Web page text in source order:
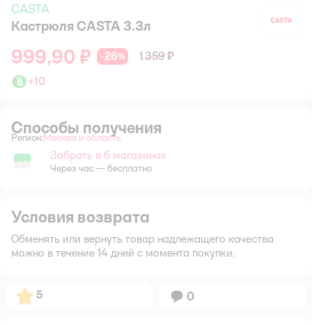
CASTA
Кастрюля CASTA 3.3л
999,90 ₽ −26%
1 359 ₽
+10
Способы получения
Регион: Выбор адреса доставки.
Москва и область
Забрать в магазине
Забрать в 6 магазинах
Через час — бесплатно
Условия возврата
Обменять или вернуть товар надлежащего качества
можно в течение 14 дней с момента покупки.
Рейтинг:
5 Вопросов:
0